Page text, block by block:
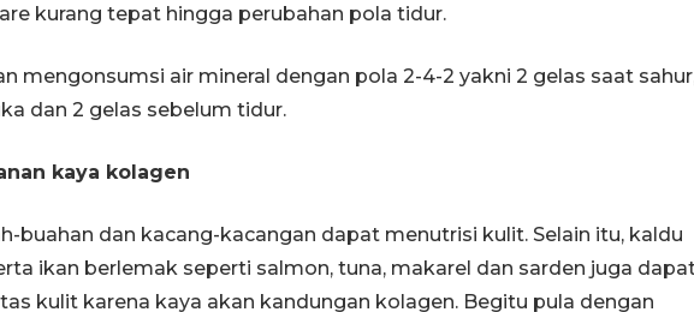
kurang tepat hingga perubahan pola tidur.
mengonsumsi air mineral dengan pola 2-4-2 yakni 2 gelas saat
dan 2 gelas sebelum tidur.
kaya kolagen
buahan dan kacang-kacangan dapat menutrisi kulit. Selain itu, kaldu
ikan berlemak seperti salmon, tuna, makarel dan sarden juga
kulit karena kaya akan kandungan kolagen. Begitu pula dengan